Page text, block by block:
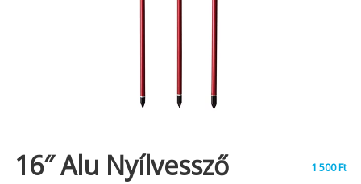
16″ Alu Nyílvessző 1 500Ft